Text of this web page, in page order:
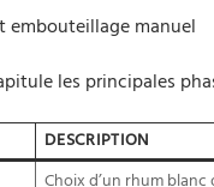
embouteillage manuel
les principales
DESCRIPTION
Choix d’un rhum